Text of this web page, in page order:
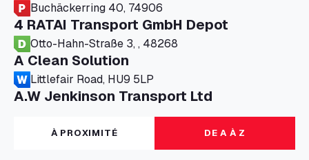
Buchäckerring 40, 74906
4 RATAI Transport GmbH Depot
Otto-Hahn-Straße 3, , 48268
A Clean Solution
Littlefair Road, HU9 5LP
A.W Jenkinson Transport Ltd
Progress House, ME11 5GA
A+G Nettetal - Depot Parking
Am Panneschopp 7, 41334
À PROXIMITÉ DE A À Z